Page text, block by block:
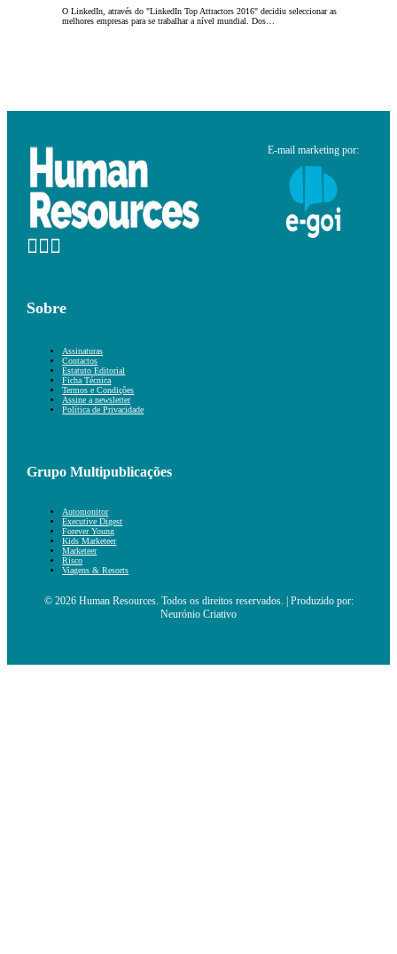
O LinkedIn, através do "LinkedIn Top Attractors 2016" decidiu seleccionar as
melhores empresas para se trabalhar a nível mundial. Dos…
E-mail marketing por:
Sobre
Assinaturas
Contactos
Estatuto Editorial
Ficha Técnica
Termos e Condições
Assine a newsletter
Política de Privacidade
Grupo Multipublicações
Automonitor
Executive Digest
Forever Young
Kids Marketeer
Marketeer
Risco
Viagens & Resorts
© 2026 Human Resources. Todos os direitos reservados. | Produzido por:
Neurónio Criativo